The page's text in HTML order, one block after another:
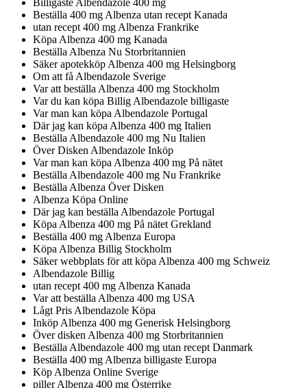
Beställa 400 mg Albenza utan recept Kanada
utan recept 400 mg Albenza Frankrike
Köpa Albenza 400 mg Kanada
Beställa Albenza Nu Storbritannien
Säker apotekköp Albenza 400 mg Helsingborg
Om att få Albendazole Sverige
Var att beställa Albenza 400 mg Stockholm
Var du kan köpa Billig Albendazole billigaste
Var man kan köpa Albendazole Portugal
Där jag kan köpa Albenza 400 mg Italien
Beställa Albendazole 400 mg Nu Italien
Över Disken Albendazole Inköp
Var man kan köpa Albenza 400 mg På nätet
Beställa Albendazole 400 mg Nu Frankrike
Beställa Albenza Över Disken
Albenza Köpa Online
Där jag kan beställa Albendazole Portugal
Köpa Albenza 400 mg På nätet Grekland
Beställa 400 mg Albenza Europa
Köpa Albenza Billig Stockholm
Säker webbplats för att köpa Albenza 400 mg Schweiz
Albendazole Billig
utan recept 400 mg Albenza Kanada
Var att beställa Albenza 400 mg USA
Lågt Pris Albendazole Köpa
Inköp Albenza 400 mg Generisk Helsingborg
Över disken Albenza 400 mg Storbritannien
Beställa Albendazole 400 mg utan recept Danmark
Beställa 400 mg Albenza billigaste Europa
Köp Albenza Online Sverige
piller Albenza 400 mg Österrike